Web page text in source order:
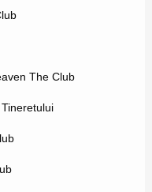
The Club